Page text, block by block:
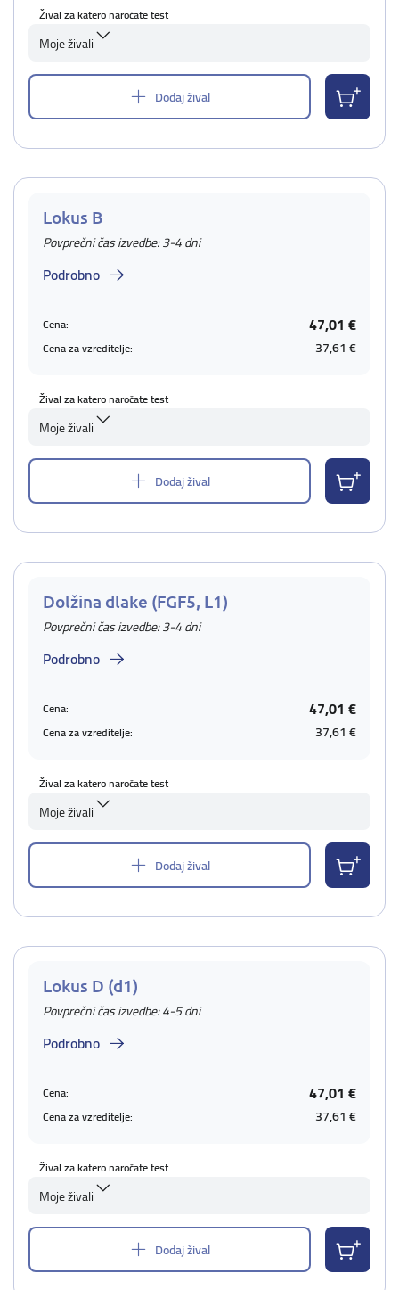
Žival za katero naročate test
Moje živali
Dodaj žival
Lokus B
Povprečni čas izvedbe: 3-4 dni
Podrobno
Cena: 47,01 €
Cena za vzreditelje: 37,61 €
Žival za katero naročate test
Moje živali
Dodaj žival
Dolžina dlake (FGF5, L1)
Povprečni čas izvedbe: 3-4 dni
Podrobno
Cena: 47,01 €
Cena za vzreditelje: 37,61 €
Žival za katero naročate test
Moje živali
Dodaj žival
Lokus D (d1)
Povprečni čas izvedbe: 4-5 dni
Podrobno
Cena: 47,01 €
Cena za vzreditelje: 37,61 €
Žival za katero naročate test
Moje živali
Dodaj žival